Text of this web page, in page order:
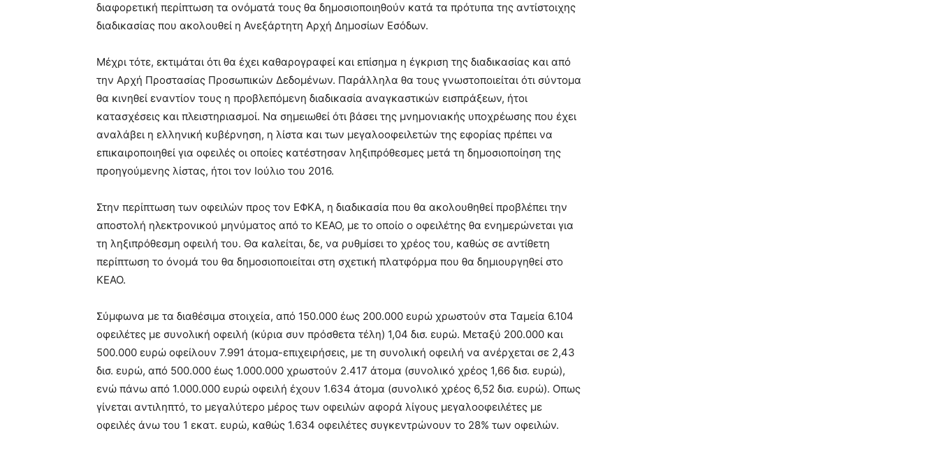
διαφορετική περίπτωση τα ονόματά τους θα δημοσιοποιηθούν κατά τα πρότυπα της αντίστοιχης
διαδικασίας που ακολουθεί η Ανεξάρτητη Αρχή Δημοσίων Εσόδων.
Μέχρι τότε, εκτιμάται ότι θα έχει καθαρογραφεί και επίσημα η έγκριση της διαδικασίας και από
την Αρχή Προστασίας Προσωπικών Δεδομένων. Παράλληλα θα τους γνωστοποιείται ότι σύντομα
θα κινηθεί εναντίον τους η προβλεπόμενη διαδικασία αναγκαστικών εισπράξεων, ήτοι
κατασχέσεις και πλειστηριασμοί. Να σημειωθεί ότι βάσει της μνημονιακής υποχρέωσης που έχει
αναλάβει η ελληνική κυβέρνηση, η λίστα και των μεγαλοοφειλετών της εφορίας πρέπει να
επικαιροποιηθεί για οφειλές οι οποίες κατέστησαν ληξιπρόθεσμες μετά τη δημοσιοποίηση της
προηγούμενης λίστας, ήτοι τον Ιούλιο του 2016.
Στην περίπτωση των οφειλών προς τον ΕΦΚΑ, η διαδικασία που θα ακολουθηθεί προβλέπει την
αποστολή ηλεκτρονικού μηνύματος από το ΚΕΑΟ, με το οποίο ο οφειλέτης θα ενημερώνεται για
τη ληξιπρόθεσμη οφειλή του. Θα καλείται, δε, να ρυθμίσει το χρέος του, καθώς σε αντίθετη
περίπτωση το όνομά του θα δημοσιοποιείται στη σχετική πλατφόρμα που θα δημιουργηθεί στο
ΚΕΑΟ.
Σύμφωνα με τα διαθέσιμα στοιχεία, από 150.000 έως 200.000 ευρώ χρωστούν στα Ταμεία 6.104
οφειλέτες με συνολική οφειλή (κύρια συν πρόσθετα τέλη) 1,04 δισ. ευρώ. Μεταξύ 200.000 και
500.000 ευρώ οφείλουν 7.991 άτομα-επιχειρήσεις, με τη συνολική οφειλή να ανέρχεται σε 2,43
δισ. ευρώ, από 500.000 έως 1.000.000 χρωστούν 2.417 άτομα (συνολικό χρέος 1,66 δισ. ευρώ),
ενώ πάνω από 1.000.000 ευρώ οφειλή έχουν 1.634 άτομα (συνολικό χρέος 6,52 δισ. ευρώ). Οπως
γίνεται αντιληπτό, το μεγαλύτερο μέρος των οφειλών αφορά λίγους μεγαλοοφειλέτες με
οφειλές άνω του 1 εκατ. ευρώ, καθώς 1.634 οφειλέτες συγκεντρώνουν το 28% των οφειλών.